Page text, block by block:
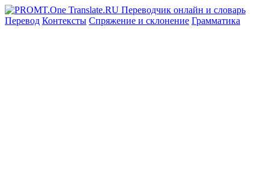
Перевод Контексты Спряжение и склонение Грамматика